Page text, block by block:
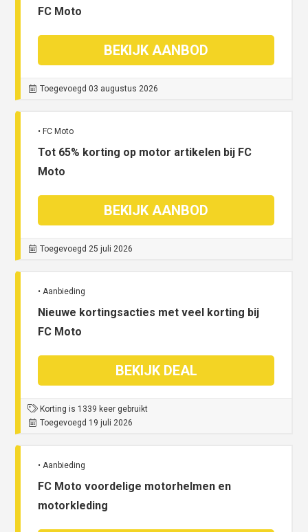
FC Moto
BEKIJK AANBOD
Toegevoegd 03 augustus 2026
• FC Moto
Tot 65% korting op motor artikelen bij FC
Moto
BEKIJK AANBOD
Toegevoegd 25 juli 2026
• Aanbieding
Nieuwe kortingsacties met veel korting bij
FC Moto
BEKIJK DEAL
Korting is 1339 keer gebruikt
Toegevoegd 19 juli 2026
• Aanbieding
FC Moto voordelige motorhelmen en
motorkleding